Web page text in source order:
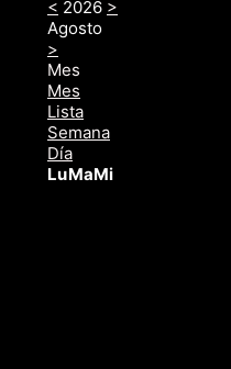
< 2026 >
Agosto
>
Mes
Mes
Lista
Semana
Día
LuMaMi